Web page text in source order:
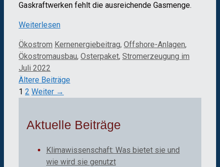
Gaskraftwerken fehlt die ausreichende Gasmenge.
Weiterlesen
Kategorien
Ökostrom Schlagwörter
Kernenergiebeitrag, Offshore-Anlagen,
Ökostromausbau, Osterpaket, Stromerzeugung im
Juli 2022
Ältere Beiträge
Seite
1 Seite
2 Weiter →
Aktuelle Beiträge
Klimawissenschaft: Was bietet sie und
wie wird sie genutzt